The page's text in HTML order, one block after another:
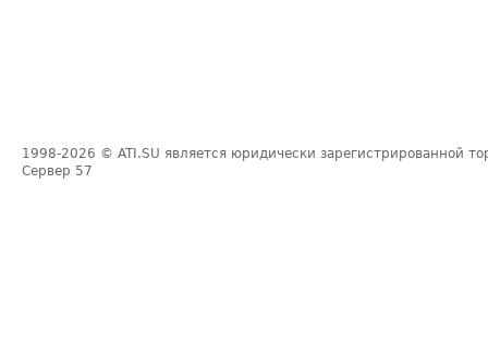
1998-2026 © ATI.SU является юридически зарегистрированной
Сервер 57